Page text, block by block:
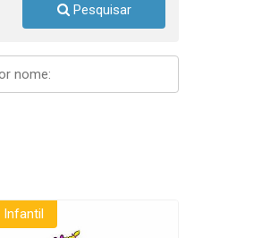
Pesquisar
Infantil